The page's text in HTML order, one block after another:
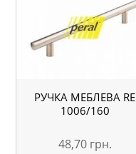
РУЧКА МЕБЛЕВА RE
1006/160
48,70 грн.